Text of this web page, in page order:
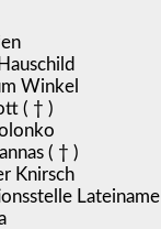
Winkel
( † )
( † )
Knirsch